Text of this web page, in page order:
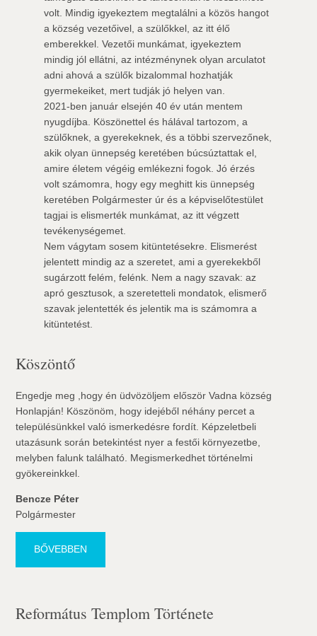
volt. Mindig igyekeztem megtalálni a közös hangot
a község vezetőivel, a szülőkkel, az itt élő
emberekkel. Vezetői munkámat, igyekeztem
mindig jól ellátni, az intézménynek olyan arculatot
adni ahová a szülők bizalommal hozhatják
gyermekeiket, mert tudják jó helyen van.
2021-ben január elsején 40 év után mentem
nyugdíjba. Köszönettel és hálával tartozom, a
szülőknek, a gyerekeknek, és a többi szervezőnek,
akik olyan ünnepség keretében búcsúztattak el,
amire életem végéig emlékezni fogok. Jó érzés
volt számomra, hogy egy meghitt kis ünnepség
keretében Polgármester úr és a képviselőtestület
tagjai is elismerték munkámat, az itt végzett
tevékenységemet.
Nem vágytam sosem kitüntetésekre. Elismerést
jelentett mindig az a szeretet, ami a gyerekekből
sugárzott felém, felénk. Nem a nagy szavak: az
apró gesztusok, a szeretetteli mondatok, elismerő
szavak jelentették és jelentik ma is számomra a
kitüntetést.
Köszöntő
Engedje meg ,hogy én üdvözöljem először Vadna község
Honlapján! Köszönöm, hogy idejéből néhány percet a
településünkkel való ismerkedésre fordít. Képzeletbeli
utazásunk során betekintést nyer a festői környezetbe,
melyben falunk található. Megismerkedhet történelmi
gyökereinkkel.
Bencze Péter
Polgármester
BŐVEBBEN
Református Templom Története